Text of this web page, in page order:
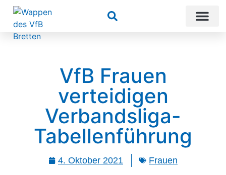
Suchen
VfB Frauen
verteidigen
Verbandsliga-
Tabellenführung
4. Oktober 2021 Frauen